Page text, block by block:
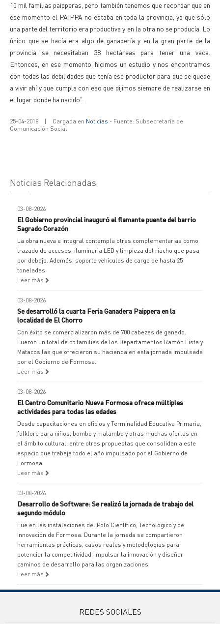
10 mil familias paipperas, pero también tenemos que recordar que en
ese momento el PAIPPA no estaba en toda la provincia, ya que sólo
una parte del territorio era productiva y en la otra no se producía. Lo
único que se hacía era algo de ganadería y en la gran parte de la
provincia se necesitaban 38 hectáreas para tener una vaca.
Entonces, en ese momento, hicimos un estudio y nos encontramos
con todas las debilidades que tenía ese productor para que se quede
a vivir ahí y que cumpla con eso que dijimos siempre de realizarse en
el lugar donde ha nacido".
25-04-2018 | Cargada en Noticias - Fuente: Subsecretaría de
Comunicación Social
Noticias Relacionadas
03-08-2026
El Gobierno provincial inauguró el flamante puente del barrio
Sagrado Corazón
La obra nueva e integral contempla otras complementarias como
trazado de accesos, iluminaria LED y limpieza del riacho que pasa
por debajo. Además, soporta vehículos de carga de hasta 25
toneladas.
Leer más
03-08-2026
Se desarrolló la cuarta Feria Ganadera Paippera en la
localidad de El Chorro
Con éxito se comercializaron más de 700 cabezas de ganado.
Fueron un total de 55 familias de los Departamentos Ramón Lista y
Matacos las que ofrecieron su hacienda en esta jornada impulsada
por el Gobierno de Formosa.
Leer más
03-08-2026
El Centro Comunitario Nueva Formosa ofrece múltiples
actividades para todas las edades
Desde capacitaciones en oficios y Terminalidad Educativa Primaria,
folklore para niños, bombo y malambo y otras muchas ofertas en
el ámbito cultural, entre otras propuestas que consolidan a este
espacio que trabaja todo el año impulsado por el Gobierno de
Formosa.
Leer más
03-08-2026
Desarrollo de Software: Se realizó la jornada de trabajo del
segundo módulo
Fue en las instalaciones del Polo Científico, Tecnológico y de
Innovación de Formosa. Durante la jornada se compartieron
herramientas prácticas, casos reales y metodologías para
potenciar la competitividad, impulsar la innovación y diseñar
caminos de desarrollo para las organizaciones.
Leer más
REDES SOCIALES